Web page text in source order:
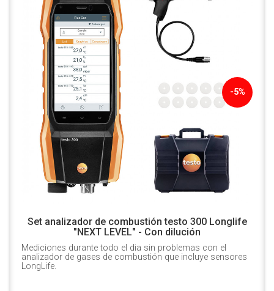
-5%
Set analizador de combustión testo 300 Longlife
"NEXT LEVEL" - Con dilución
Mediciones durante todo el dia sin problemas con el
analizador de gases de combustión que incluye sensores
LongLife.